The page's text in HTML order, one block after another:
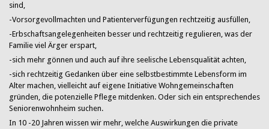
sind,
-Vorsorgevollmachten und Patienterverfügungen rechtzeitig ausfüllen,
-Erbschaftsangelegenheiten besser und rechtzeitig regulieren, was der
Familie viel Ärger erspart,
-sich mehr gönnen und auch auf ihre seelische Lebensqualität achten,
-sich rechtzeitig Gedanken über eine selbstbestimmte Lebensform im
Alter machen, vielleicht auf eigene Initiative Wohngemeinschaften
gründen, die potenzielle Pflege mitdenken. Oder sich ein entsprechendes
Seniorenwohnheim suchen.
In 10 -20 Jahren wissen wir mehr, welche Auswirkungen die private